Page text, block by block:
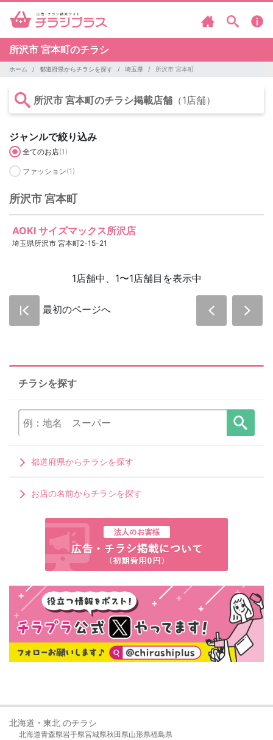
所沢市 宮本町のチラシ
ホーム 都道府県からチラシを探す 埼玉県 所沢市 宮本町
所沢市 宮本町のチラシ掲載店舗 （1店舗）
ジャンルで絞り込み
全てのお店(1)
ファッション(1)
所沢市 宮本町
AOKI サイズマックス所沢店
埼玉県所沢市 宮本町2-15-21
1店舗中、1〜1店舗目を表示中
最初のページへ
チラシを探す
都道府県からチラシを探す
お店の名前からチラシを探す
北海道・東北 のチラシ
北海道青森県岩手県宮城県秋田県山形県福島県